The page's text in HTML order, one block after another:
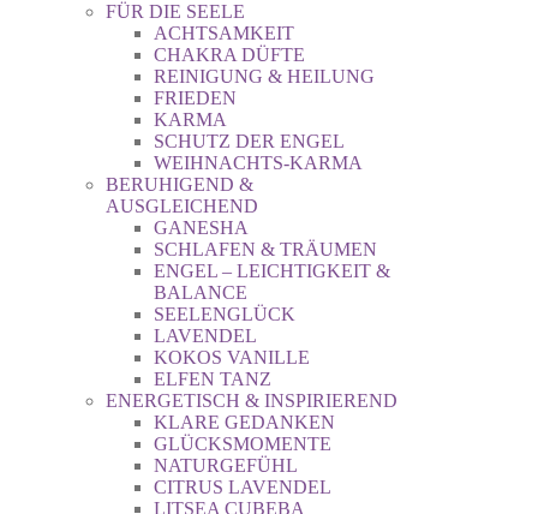
FÜR DIE SEELE
ACHTSAMKEIT
CHAKRA DÜFTE
REINIGUNG & HEILUNG
FRIEDEN
KARMA
SCHUTZ DER ENGEL
WEIHNACHTS-KARMA
BERUHIGEND &
AUSGLEICHEND
GANESHA
SCHLAFEN & TRÄUMEN
ENGEL – LEICHTIGKEIT &
BALANCE
SEELENGLÜCK
LAVENDEL
KOKOS VANILLE
ELFEN TANZ
ENERGETISCH & INSPIRIEREND
KLARE GEDANKEN
GLÜCKSMOMENTE
NATURGEFÜHL
CITRUS LAVENDEL
LITSEA CUBEBA